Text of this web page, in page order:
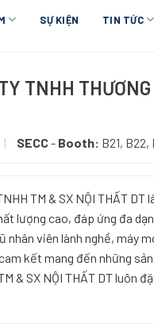
SỰ KIỆN TIN TỨC
TNHH
| SECC- Booth: B21, B22,
TM & SX NỘI THẤT
lượng cao, đáp ứng đa
nhân viên lành nghề, máy
kết mang đến những
& SX NỘI THẤT DT luôn